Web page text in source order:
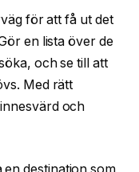
för att få ut det
en lista över de
och se till att
Med rätt
och